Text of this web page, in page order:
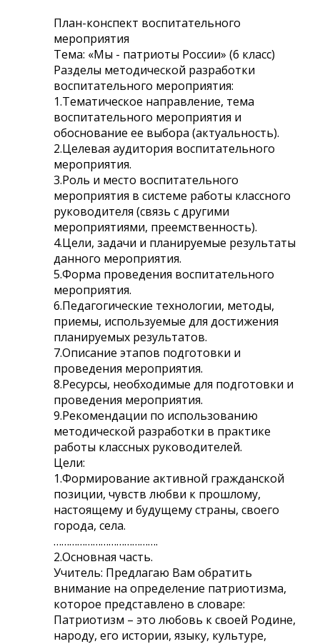
План-конспект воспитательного
мероприятия
Тема: «Мы - патриоты России» (6 класс)
Разделы методической разработки
воспитательного мероприятия:
1.Тематическое направление, тема
воспитательного мероприятия и
обоснование ее выбора (актуальность).
2.Целевая аудитория воспитательного
мероприятия.
3.Роль и место воспитательного
мероприятия в системе работы классного
руководителя (связь с другими
мероприятиями, преемственность).
4.Цели, задачи и планируемые результаты
данного мероприятия.
5.Форма проведения воспитательного
мероприятия.
6.Педагогические технологии, методы,
приемы, используемые для достижения
планируемых результатов.
7.Описание этапов подготовки и
проведения мероприятия.
8.Ресурсы, необходимые для подготовки и
проведения мероприятия.
9.Рекомендации по использованию
методической разработки в практике
работы классных руководителей.
Цели:
1.Формирование активной гражданской
позиции, чувств любви к прошлому,
настоящему и будущему страны, своего
города, села.
………………………………….
2.Основная часть.
Учитель: Предлагаю Вам обратить
внимание на определение патриотизма,
которое представлено в словаре:
Патриотизм – это любовь к своей Родине,
народу, его истории, языку, культуре,